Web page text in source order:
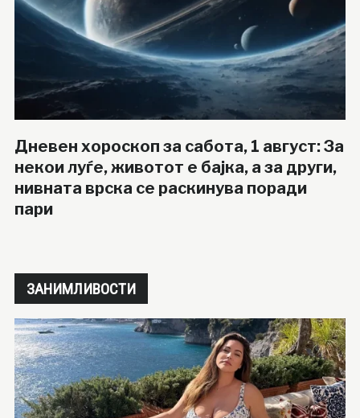
Дневен хороскоп за сабота, 1 август: За
некои луѓе, животот е бајка, а за други,
нивната врска се раскинува поради
пари
ЗАНИМЛИВОСТИ